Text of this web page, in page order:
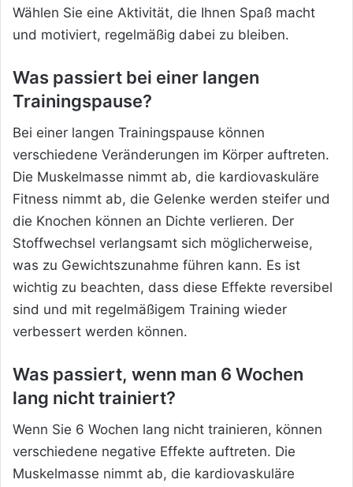
Wählen Sie eine Aktivität, die Ihnen Spaß macht
und motiviert, regelmäßig dabei zu bleiben.
Was passiert bei einer langen
Trainingspause?
Bei einer langen Trainingspause können
verschiedene Veränderungen im Körper auftreten.
Die Muskelmasse nimmt ab, die kardiovaskuläre
Fitness nimmt ab, die Gelenke werden steifer und
die Knochen können an Dichte verlieren. Der
Stoffwechsel verlangsamt sich möglicherweise,
was zu Gewichtszunahme führen kann. Es ist
wichtig zu beachten, dass diese Effekte reversibel
sind und mit regelmäßigem Training wieder
verbessert werden können.
Was passiert, wenn man 6 Wochen
lang nicht trainiert?
Wenn Sie 6 Wochen lang nicht trainieren, können
verschiedene negative Effekte auftreten. Die
Muskelmasse nimmt ab, die kardiovaskuläre